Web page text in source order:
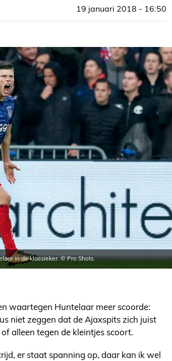
19 januari 2018 - 16:50
in de klassieker. © Pro Shots
waartegen Huntelaar meer scoorde:
niet zeggen dat de Ajaxspits zich juist
alleen tegen de kleintjes scoort.
er staat spanning op, daar kan ik wel